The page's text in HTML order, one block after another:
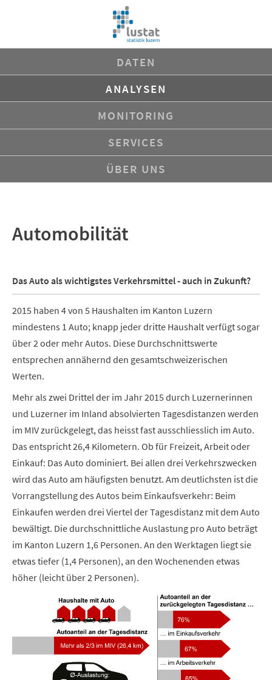
DATEN
ANALYSEN
MONITORING
SERVICES
ÜBER UNS
Automobilität
Das Auto als wichtigstes Verkehrsmittel - auch in Zukunft?
2015 haben 4 von 5 Haushalten im Kanton Luzern
mindestens 1 Auto; knapp jeder dritte Haushalt verfügt sogar
über 2 oder mehr Autos. Diese Durchschnittswerte
entsprechen annähernd den gesamtschweizerischen
Werten.
Mehr als zwei Drittel der im Jahr 2015 durch Luzernerinnen
und Luzerner im Inland absolvierten Tagesdistanzen werden
im MIV zurückgelegt, das heisst fast ausschliesslich im Auto.
Das entspricht 26,4 Kilometern. Ob für Freizeit, Arbeit oder
Einkauf: Das Auto dominiert. Bei allen drei Verkehrszwecken
wird das Auto am häufigsten benutzt. Am deutlichsten ist die
Vorrangstellung des Autos beim Einkaufsverkehr: Beim
Einkaufen werden drei Viertel der Tagesdistanz mit dem Auto
bewältigt. Die durchschnittliche Auslastung pro Auto beträgt
im Kanton Luzern 1,6 Personen. An den Werktagen liegt sie
etwas tiefer (1,4 Personen), an den Wochenenden etwas
höher (leicht über 2 Personen).